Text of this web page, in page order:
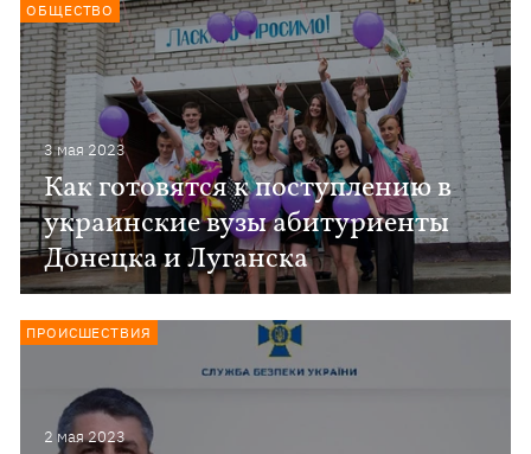
3 мая 2023
Как готовятся к поступлению в
украинские вузы абитуриенты
Донецка и Луганска
ОБЩЕСТВО
2 мая 2023
ПРОИСШЕСТВИЯ